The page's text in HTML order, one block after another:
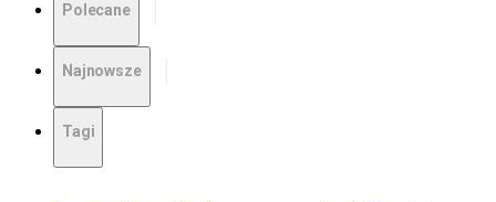
Polecane
Najnowsze
Tagi